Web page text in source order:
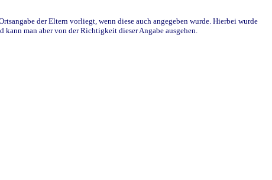
der Eltern vorliegt, wenn diese auch angegeben wurde. Hierbei wurde
man aber von der Richtigkeit dieser Angabe ausgehen.